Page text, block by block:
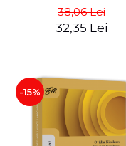
38,06 Lei
32,35 Lei
-15%